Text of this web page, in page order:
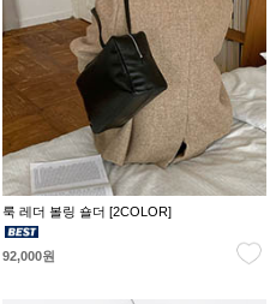
룩 레더 볼링 숄더 [2COLOR]
92,000원